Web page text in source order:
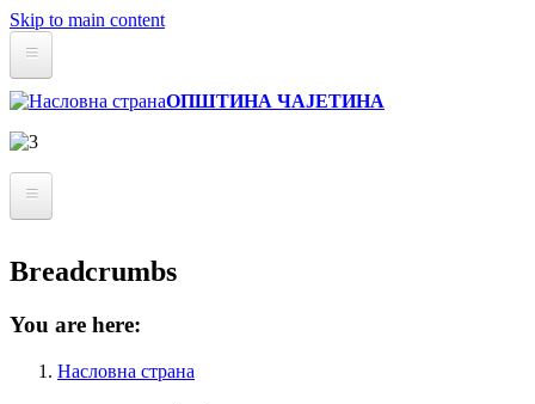
Skip to main content
Статут
Буџет
Информатор о раду
Реализовали смо
Златиборске вести
Мапа
ОПШТИНА ЧАЈЕТИНА
Привреда
Инфраструктура
Breadcrumbs
You are here:
Насловна страна